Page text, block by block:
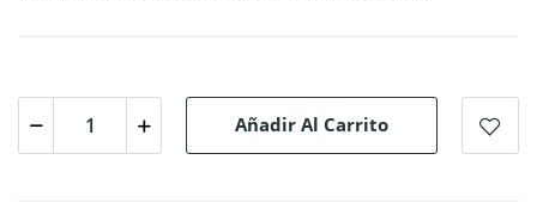
Añadir Al Carrito